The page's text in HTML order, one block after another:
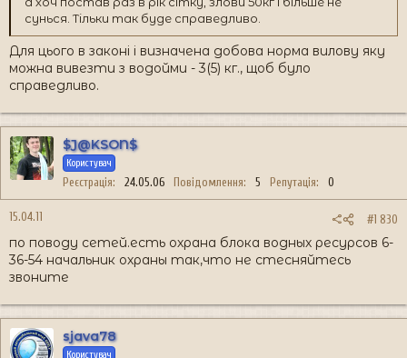
сунься. Тільки так буде справедливо.
Для цього в законі і визначена добова норма вилову яку
можна вивезти з водойми - 3(5) кг., щоб було
справедливо.
$J@KSON$
Користувач
Реєстрація 24.05.06 Повідомлення 5 Репутація 0
15.04.11 #1 830
по поводу сетей.есть охрана блока водных ресурсов 6-
36-54 начальник охраны так,что не стесняйтесь
звоните
sjava78
Користувач